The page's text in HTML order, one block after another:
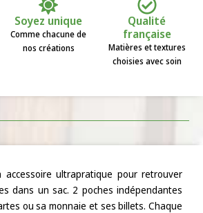
Soyez unique
Comme chacune de
nos créations
Qualité
française
Matières et textures
choisies avec soin
ultrapratique pour retrouver
dans un sac. 2 poches indépendantes
ou sa monnaie et ses billets. Chaque